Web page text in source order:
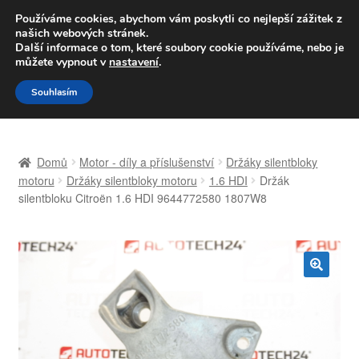
DOPRAVA od 139,-Kč
Volejte po-pá 9-16 704 494 494
Přeskočit
na
navigaci
Přejít
k
obsahu
Celosvětová doprava
Můj účet
Domů Motor - díly a příslušenství
Držáky silentbloky
motoru
Držáky silentbloky motoru 1.6 HDI
Držák
silentbloku Citroën 1.6 HDI 9644772580 1807W8
Používáme cookies, abychom vám poskytli co nejlepší zážitek z
našich webových stránek.
Další informace o tom, které soubory cookie používáme, nebo je
můžete vypnout v nastavení.
Souhlasím